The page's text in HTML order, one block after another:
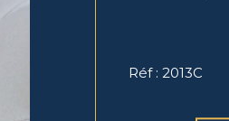
Réf : 2013C